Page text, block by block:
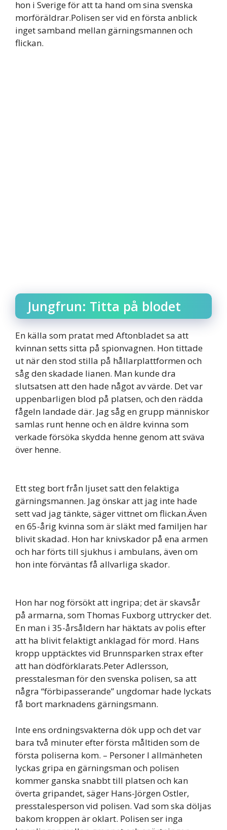
hon i Sverige för att ta hand om sina svenska
morföräldrar.Polisen ser vid en första anblick
inget samband mellan gärningsmannen och
flickan.
Jungfrun: Titta på blodet
En källa som pratat med Aftonbladet sa att
kvinnan setts sitta på spionvagnen. Hon tittade
ut när den stod stilla på hållarplattformen och
såg den skadade lianen. Man kunde dra
slutsatsen att den hade något av värde. Det var
uppenbarligen blod på platsen, och den rädda
fågeln landade där. Jag såg en grupp människor
samlas runt henne och en äldre kvinna som
verkade försöka skydda henne genom att sväva
över henne.
Ett steg bort från ljuset satt den felaktiga
gärningsmannen. Jag önskar att jag inte hade
sett vad jag tänkte, säger vittnet om flickan.Även
en 65-årig kvinna som är släkt med familjen har
blivit skadad. Hon har knivskador på ena armen
och har förts till sjukhus i ambulans, även om
hon inte förväntas få allvarliga skador.
Hon har nog försökt att ingripa; det är skavsår
på armarna, som Thomas Fuxborg uttrycker det.
En man i 35-årsåldern har häktats av polis efter
att ha blivit felaktigt anklagad för mord. Hans
kropp upptäcktes vid Brunnsparken strax efter
att han dödförklarats.Peter Adlersson,
presstalesman för den svenska polisen, sa att
några “förbipasserande” ungdomar hade lyckats
få bort marknadens gärningsmann.
Inte ens ordningsvakterna dök upp och det var
bara två minuter efter första måltiden som de
första poliserna kom. – Personer I allmänheten
lyckas gripa en gärningsman och polisen
kommer ganska snabbt till platsen och kan
överta gripandet, säger Hans-Jörgen Ostler,
presstalesperson vid polisen. Vad som ska döljas
bakom kroppen är oklart. Polisen ser inga